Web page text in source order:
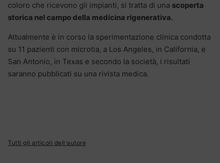
coloro che ricevono gli impianti, si tratta di una scoperta
storica nel campo della medicina rigenerativa.
Attualmente è in corso la sperimentazione clinica condotta
su 11 pazienti con microtia, a Los Angeles, in California, e
San Antonio, in Texas e secondo la società, i risultati
saranno pubblicati su una rivista medica.
Tutti gli articoli dell'autore